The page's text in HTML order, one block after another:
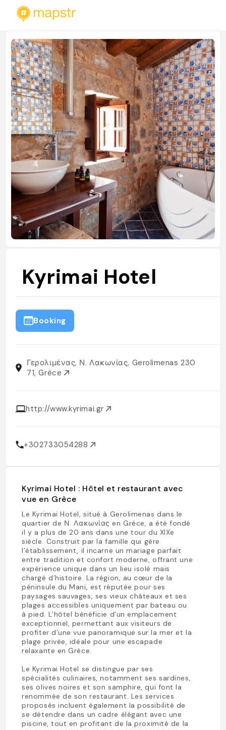
Kyrimai Hotel
Booking
Γερολιμένας, Ν. Λακωνίας, Gerolimenas 230
71, Grèce
http://www.kyrimai.gr
+302733054288
Kyrimai Hotel : Hôtel et restaurant avec
vue en Grèce
Le Kyrimai Hotel, situé à Gerolimenas dans le
quartier de Ν. Λακωνίας en Grèce, a été fondé
il y a plus de 20 ans dans une tour du XIXe
siècle. Construit par la famille qui gère
l’établissement, il incarne un mariage parfait
entre tradition et confort moderne, offrant une
expérience unique dans un lieu isolé mais
chargé d’histoire. La région, au cœur de la
péninsule du Mani, est réputée pour ses
paysages sauvages, ses vieux châteaux et ses
plages accessibles uniquement par bateau ou
à pied. L’hôtel bénéficie d’un emplacement
exceptionnel, permettant aux visiteurs de
profiter d’une vue panoramique sur la mer et la
plage privée, idéale pour une escapade
relaxante en Grèce.
Le Kyrimai Hotel se distingue par ses
spécialités culinaires, notamment ses sardines,
ses olives noires et son samphire, qui font la
renommée de son restaurant. Les services
proposés incluent également la possibilité de
se détendre dans un cadre élégant avec une
piscine, tout en profitant de la proximité de la